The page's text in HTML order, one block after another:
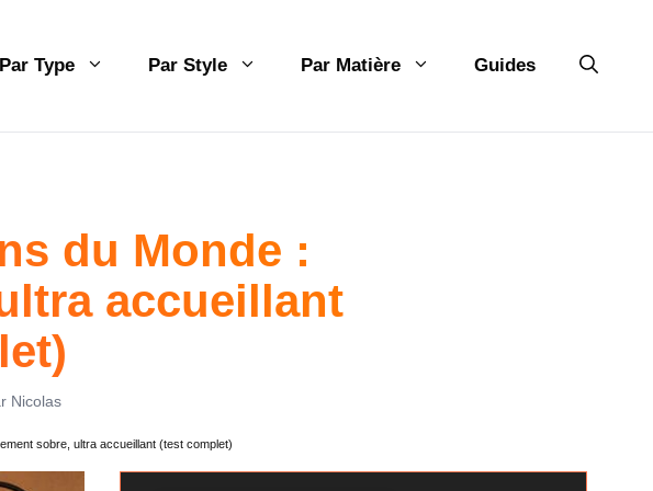
Par Type Par Style Par Matière Guides
du Monde :
accueillant
Nicolas
sobre, ultra accueillant (test complet)